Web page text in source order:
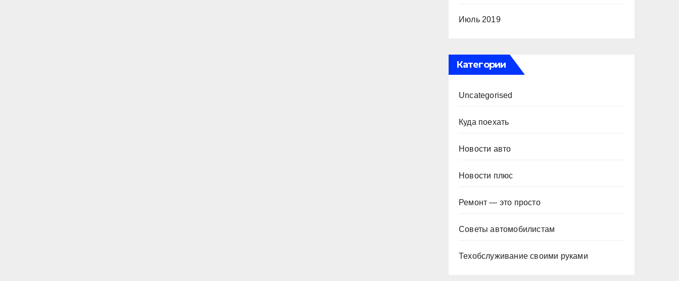
Июль 2019
Категории
Uncategorised
Куда поехать
Новости авто
Новости плюс
Ремонт — это просто
Советы автомобилистам
Техобслуживание своими руками